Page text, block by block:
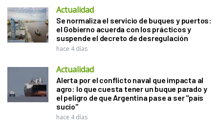
Actualidad
Se normaliza el servicio de buques y puertos:
el Gobierno acuerda con los prácticos y
suspende el decreto de desregulación
hace 4 días
Actualidad
Alerta por el conflicto naval que impacta al
agro: lo que cuesta tener un buque parado y
el peligro de que Argentina pase a ser "país
sucio"
hace 4 días